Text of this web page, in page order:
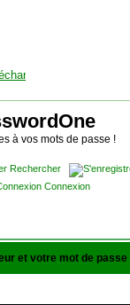
à vos mots de passe !
Rechercher
Connexion
et votre mot de